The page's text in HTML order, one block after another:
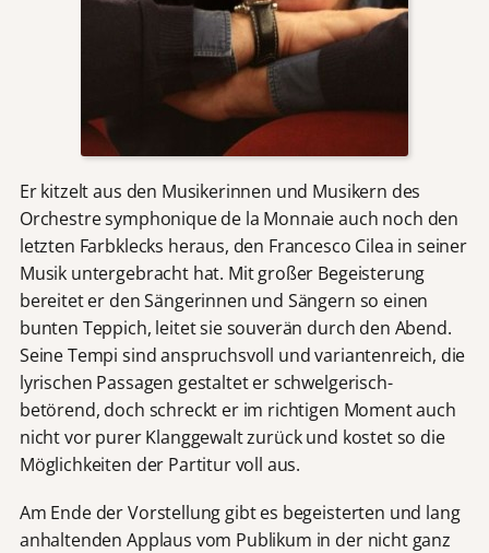
Er kitzelt aus den Musikerinnen und Musikern des
Orchestre symphonique de la Monnaie auch noch den
letzten Farbklecks heraus, den Francesco Cilea in seiner
Musik untergebracht hat. Mit großer Begeisterung
bereitet er den Sängerinnen und Sängern so einen
bunten Teppich, leitet sie souverän durch den Abend.
Seine Tempi sind anspruchsvoll und variantenreich, die
lyrischen Passagen gestaltet er schwelgerisch-
betörend, doch schreckt er im richtigen Moment auch
nicht vor purer Klanggewalt zurück und kostet so die
Möglichkeiten der Partitur voll aus.
Am Ende der Vorstellung gibt es begeisterten und lang
anhaltenden Applaus vom Publikum in der nicht ganz